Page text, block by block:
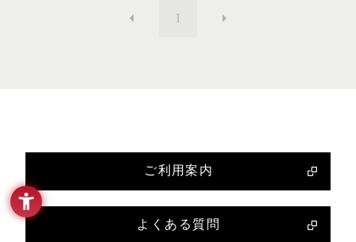
1
ご利用案内
よくある質問